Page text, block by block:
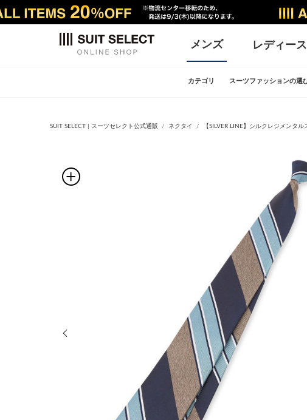
メンズ レディース
カテゴリ スーツファッションの選
SUIT SELECT | スーツセレクト公式通販 ネクタイ 【SILVER LINE】シルクレジメンタ